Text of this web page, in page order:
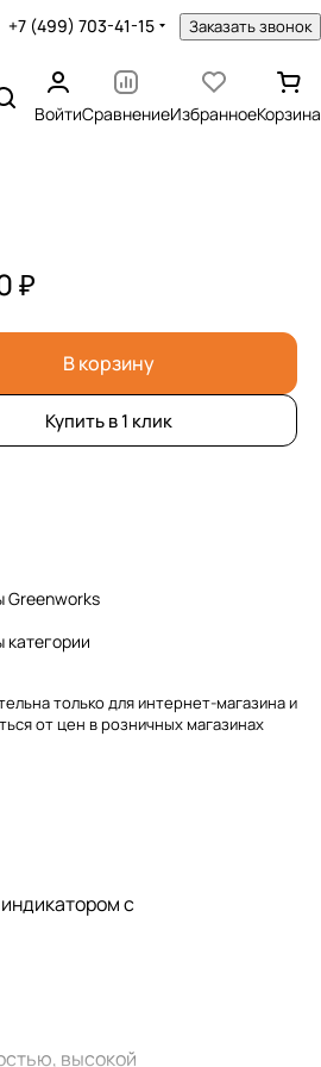
+7 (499) 703-41-15 Заказать звонок
ВойтиСравнениеИзбранноеКорзина
₽
В корзину
Купить в 1 клик
Greenworks
категории
только для интернет-магазина и
от цен в розничных магазинах
с
высокой